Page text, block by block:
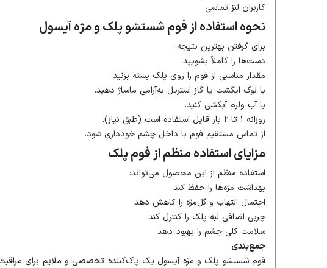
کاربران لنز تماسی
نحوه استفاده از فوم شستشو پلک و مژه آیسول
برای گرفتن بهترین نتیجه:
دست‌ها را کاملاً بشویید.
مقدار مناسبی از فوم را روی پلک بسته بزنید.
با نوک انگشت یا گاز استریل به‌آرامی ماساژ دهید.
با آب ولرم آبکشی کنید.
روزانه ۱ تا ۲ بار قابل استفاده است (طبق نیاز).
از تماس مستقیم فوم با داخل چشم خودداری شود.
مزایای استفاده منظم از فوم پلک
استفاده منظم از این محصول می‌تواند:
بهداشت مژه‌ها را حفظ کند
احتمال التهاب و گل‌مژه را کاهش دهد
چربی اضافی لبه پلک را کنترل کند
سلامت کلی چشم را بهبود دهد
جمع‌بندی
فوم شستشو پلک و مژه آیسول یک پاک‌کننده تخصصی و ملایم برای